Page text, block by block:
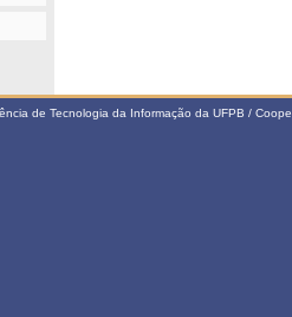
de Tecnologia da Informação da UFPB /